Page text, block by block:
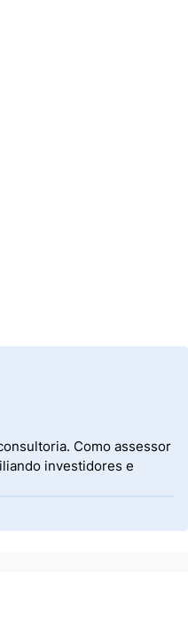
Como assessor
investidores e